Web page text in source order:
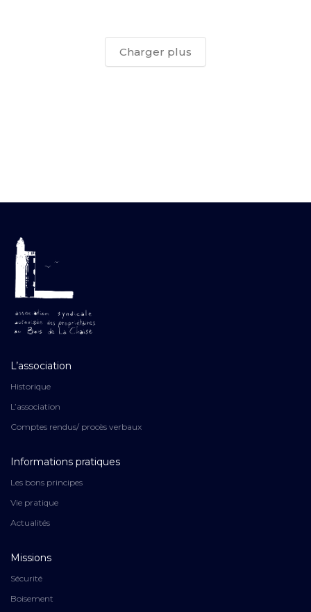
Charger plus
L’association
Historique
L’association
Comptes rendus/ procès verbaux
Informations pratiques
Les bons principes
Vie pratique
Actualités
Missions
Sécurité
Boisement